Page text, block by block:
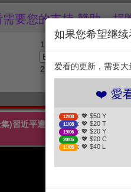
要您的支持 贊助、捐
1. 选择金额
2. 点击捐赠支持
)習近平遭打臉？！「飛彈還在
達H200！？
如果您希望继续
爱看的更新，需要
❤️ 愛
12/08 : 💖 $50 Y
11/08 : 💖 $20 T
19/06 : 💖 $20 Y
20/05 : 💖 $20 C
11/05 : 💖 $40 L